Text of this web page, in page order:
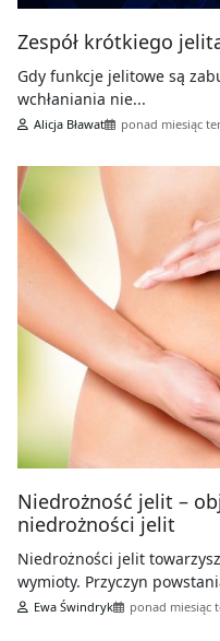
Zespół krótkiego
Gdy funkcje jelitowe są
wchłaniania nie...
Alicja Bławat ponad miesiąc
Niedrożność jelit –
niedrożności jelit
Niedrożności jelit
wymioty. Przyczyn
Ewa Świndryk ponad miesiąc